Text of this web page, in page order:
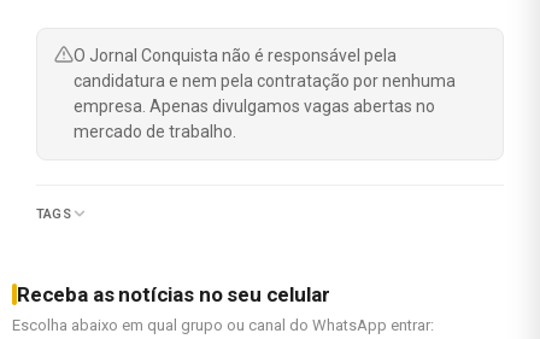
O Jornal Conquista não é responsável pela
candidatura e nem pela contratação por nenhuma
empresa. Apenas divulgamos vagas abertas no
mercado de trabalho.
TAGS
Receba as notícias no seu celular
Escolha abaixo em qual grupo ou canal do WhatsApp entrar: